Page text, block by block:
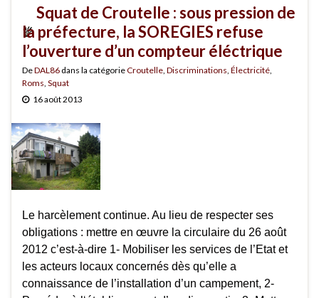
Squat de Croutelle : sous pression de
la préfecture, la SOREGIES refuse
l’ouverture d’un compteur éléctrique
DeDAL86 dans la catégorieCroutelle, Discriminations, Électricité,
Roms, Squat
16 août 2013
Le harcèlement continue. Au lieu de respecter ses
obligations : mettre en œuvre la circulaire du 26 août
2012 c’est-à-dire 1- Mobiliser les services de l’Etat et
les acteurs locaux concernés dès qu’elle a
connaissance de l’installation d’un campement, 2-